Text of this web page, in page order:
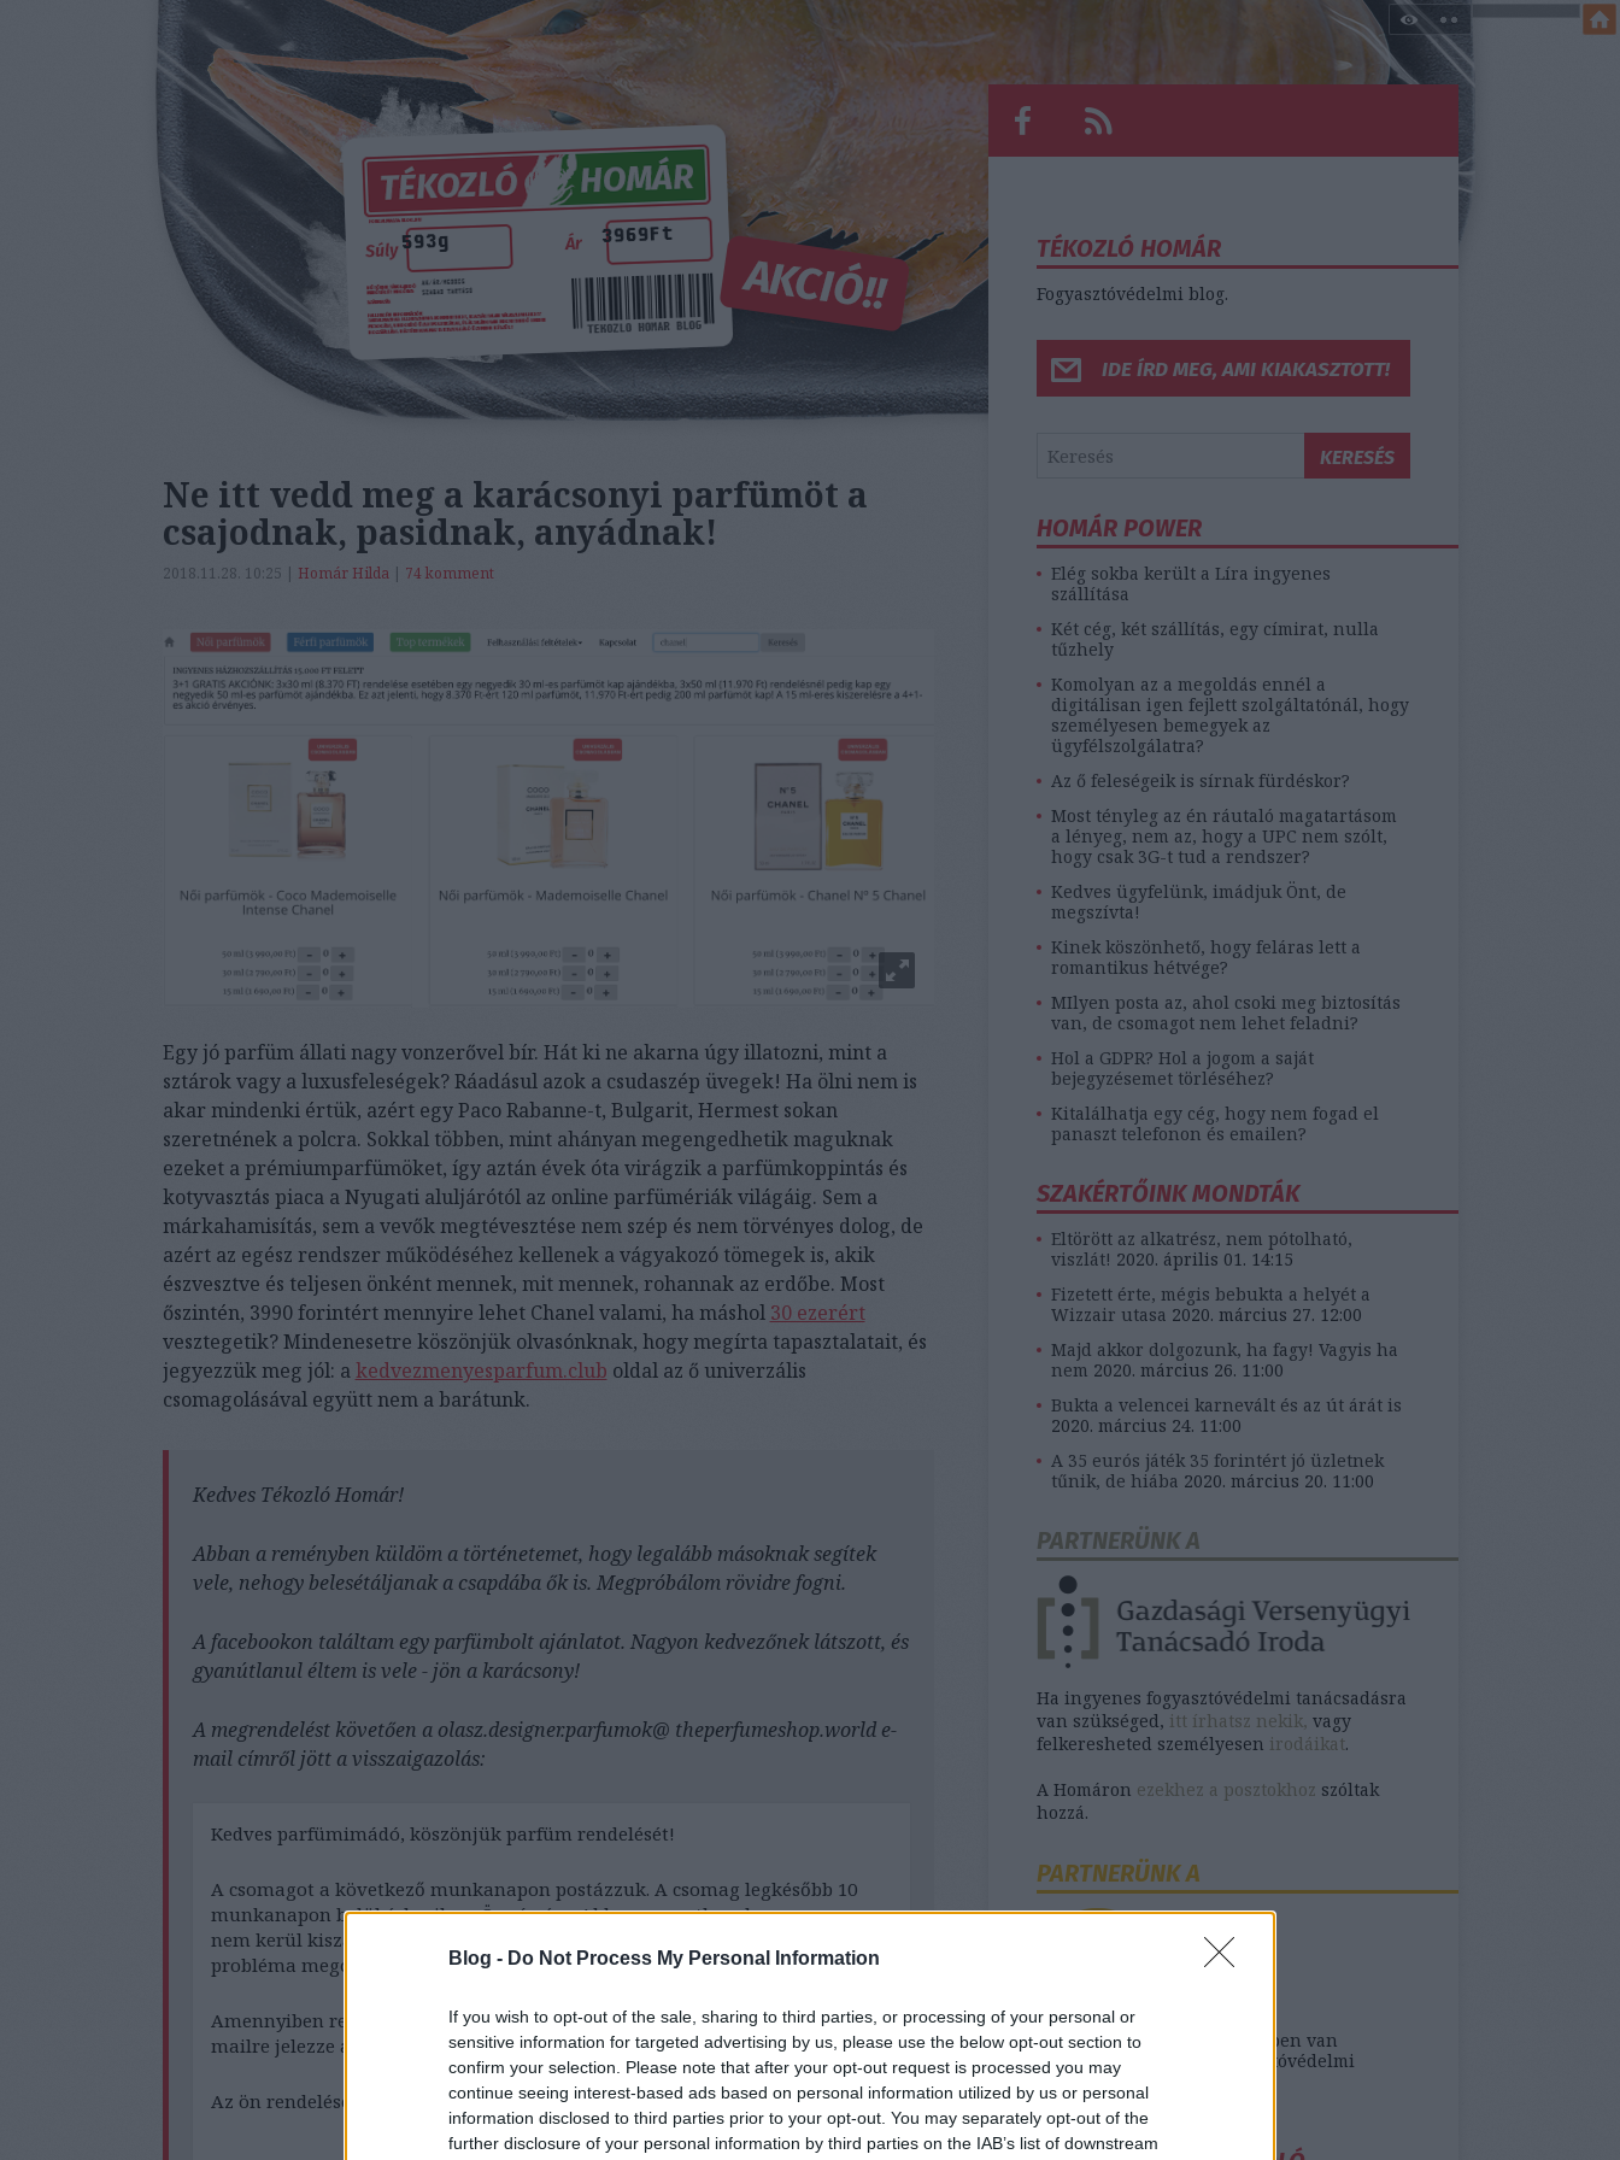
Blog - Do Not Process My Personal Information
If you wish to opt-out of the sale, sharing to third parties, or processing of your personal or
sensitive information for targeted advertising by us, please use the below opt-out section to
confirm your selection. Please note that after your opt-out request is processed you may
continue seeing interest-based ads based on personal information utilized by us or personal
information disclosed to third parties prior to your opt-out. You may separately opt-out of the
further disclosure of your personal information by third parties on the IAB’s list of downstream
Ne itt vedd meg a karácsonyi parfümöt a
csajodnak, pasidnak, anyádnak!
2018.11.28. 10:25 | Homár Hilda | 74 komment
Egy jó parfüm állati nagy vonzerővel bír. Hát ki ne akarna úgy illatozni, mint a
sztárok vagy a luxusfeleségek? Ráadásul azok a csudaszép üvegek! Ha ölni nem is
akar mindenki értük, azért egy Paco Rabanne-t, Bulgarit, Hermest sokan
szeretnének a polcra. Sokkal többen, mint ahányan megengedhetik maguknak
ezeket a prémiumparfümöket, így aztán évek óta virágzik a parfümkoppintás és
kotyvasztás piaca a Nyugati aluljárótól az online parfümériák világáig. Sem a
márkahamisítás, sem a vevők megtévesztése nem szép és nem törvényes dolog, de
azért az egész rendszer működéséhez kellenek a vágyakozó tömegek is, akik
észvesztve és teljesen önként mennek, mit mennek, rohannak az erdőbe. Most
őszintén, 3990 forintért mennyire lehet Chanel valami, ha máshol 30 ezerért
vesztegetik? Mindenesetre köszönjük olvasónknak, hogy megírta tapasztalatait, és
jegyezzük meg jól: a kedvezmenyesparfum.club oldal az ő univerzális
csomagolásával együtt nem a barátunk.
Kedves Tékozló Homár!
Abban a reményben küldöm a történetemet, hogy legalább másoknak segítek
vele, nehogy belesétáljanak a csapdába ők is. Megpróbálom rövidre fogni.
A facebookon találtam egy parfümbolt ajánlatot. Nagyon kedvezőnek látszott, és
gyanútlanul éltem is vele - jön a karácsony!
A megrendelést követően a olasz.designer.parfumok@ theperfumeshop.world e-
mail címről jött a visszaigazolás:
Kedves parfümimádó, köszönjük parfüm rendelését!
A csomagot a következő munkanapon postázzuk. A csomag legkésőbb 10
munkanapon belül érkezik az Ön címére. Abban az esetben, ha a csomag
nem kerül kiszállításra, kérjük, hogy jelentkezzen nekünk és mi segítünk a
probléma megoldásában.
Amennyiben rendelését törölni szeretné, kérjük, azt válaszul erre az e-
mailre jelezze a rendelés leadásának napján legkésőbb 23:00-ig.
Az ön rendelése így néz ki: név, cím stb.
TÉKOZLÓ HOMÁR
Fogyasztóvédelmi blog.
IDE ÍRD MEG, AMI KIAKASZTOTT!
HOMÁR POWER
Elég sokba került a Líra ingyenes
szállítása
Két cég, két szállítás, egy címirat, nulla
tűzhely
Komolyan az a megoldás ennél a
digitálisan igen fejlett szolgáltatónál, hogy
személyesen bemegyek az
ügyfélszolgálatra?
Az ő feleségeik is sírnak fürdéskor?
Most tényleg az én ráutaló magatartásom
a lényeg, nem az, hogy a UPC nem szólt,
hogy csak 3G-t tud a rendszer?
Kedves ügyfelünk, imádjuk Önt, de
megszívta!
Kinek köszönhető, hogy feláras lett a
romantikus hétvége?
MIlyen posta az, ahol csoki meg biztosítás
van, de csomagot nem lehet feladni?
Hol a GDPR? Hol a jogom a saját
bejegyzésemet törléséhez?
Kitalálhatja egy cég, hogy nem fogad el
panaszt telefonon és emailen?
SZAKÉRTŐINK MONDTÁK
Eltörött az alkatrész, nem pótolható,
viszlát! 2020. április 01. 14:15
Fizetett érte, mégis bebukta a helyét a
Wizzair utasa 2020. március 27. 12:00
Majd akkor dolgozunk, ha fagy! Vagyis ha
nem 2020. március 26. 11:00
Bukta a velencei karnevált és az út árát is
2020. március 24. 11:00
A 35 eurós játék 35 forintért jó üzletnek
tűnik, de hiába 2020. március 20. 11:00
PARTNERÜNK A
Ha ingyenes fogyasztóvédelmi tanácsadásra
van szükséged, itt írhatsz nekik, vagy
felkeresheted személyesen irodáikat.
A Homáron ezekhez a posztokhoz szóltak
hozzá.
PARTNERÜNK A
Ha bank- vagy biztosító ügyben van
szükséged ingyenes fogyasztóvédelmi
tanácsra,itt találod őket